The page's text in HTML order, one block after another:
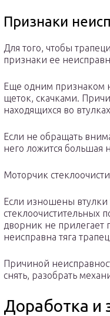
Признаки
Для того, чтобы
признаки ее
Еще одним признаком
щеток, скачками.
находящихся во
Если не обращать
него ложится большая
Моторчик
Если изношены втулки
стеклоочистительных
дворник не прилегает
неисправна тяга
Причиной
снять, разобрать
Доработка и